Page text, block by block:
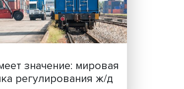
Индивидуальные и
ценности: в ЦенСИБ
завершилась летняя